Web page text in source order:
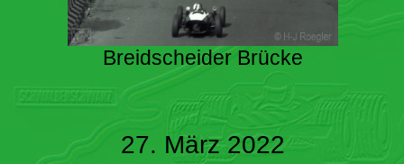
Breidscheider Brücke
27. März 2022